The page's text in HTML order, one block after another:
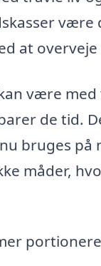
at
være
de tid.
bruges
måder,